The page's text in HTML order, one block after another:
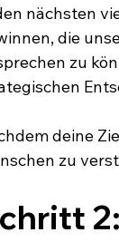
nächsten
die
zu
deine
zu